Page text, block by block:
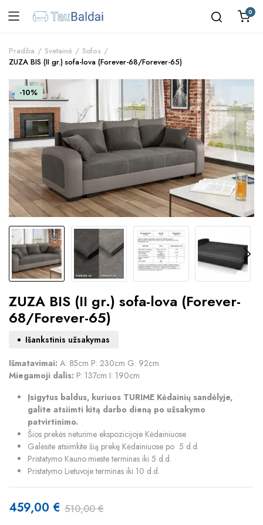
0
Pradžia Svetainė
Sofos
ZUZA BIS (II gr.) sofa-lova (Forever-68/Forever-65)
-10%
ZUZA BIS (II gr.) sofa-lova (Forever-
68/Forever-65)
Išankstinis užsakymas
Išmatavimai: A: 85cm P: 230cm G: 92cm
Miegamoji dalis: P: 137cm I: 190cm
Įsigytus baldus, kuriuos TURIME Kėdainių sandėlyje,
galite atsiimti kitą darbo dieną po užsakymo
patvirtinimo.
Šios prekės neturime ekspozicijoje Kėdainiuose
Galėsite atsiimkite šią prekę Kėdainiuose po 5 d.d.
Pristatymo Kauno mieste terminas iki 5 d.d.
Pristatymo Lietuvoje terminas iki 10 d.d.
510,00€
459,00 €